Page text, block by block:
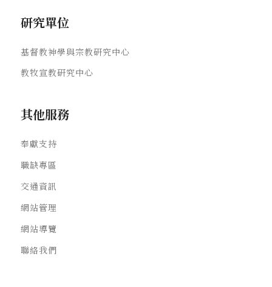
研究單位
基督教神學與宗教研究中心
教牧宣教研究中心
其他服務
奉獻支持
職缺專區
交通資訊
網站管理
網站導覽
聯絡我們